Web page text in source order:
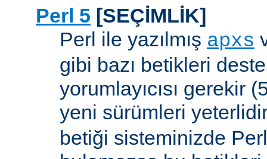
Perl 5 [SEÇİMLİK]
Perl ile yazılmış apxs
gibi bazı betikleri
yorumlayıcısı gerekir
yeni sürümleri
betiği sisteminizde Perl